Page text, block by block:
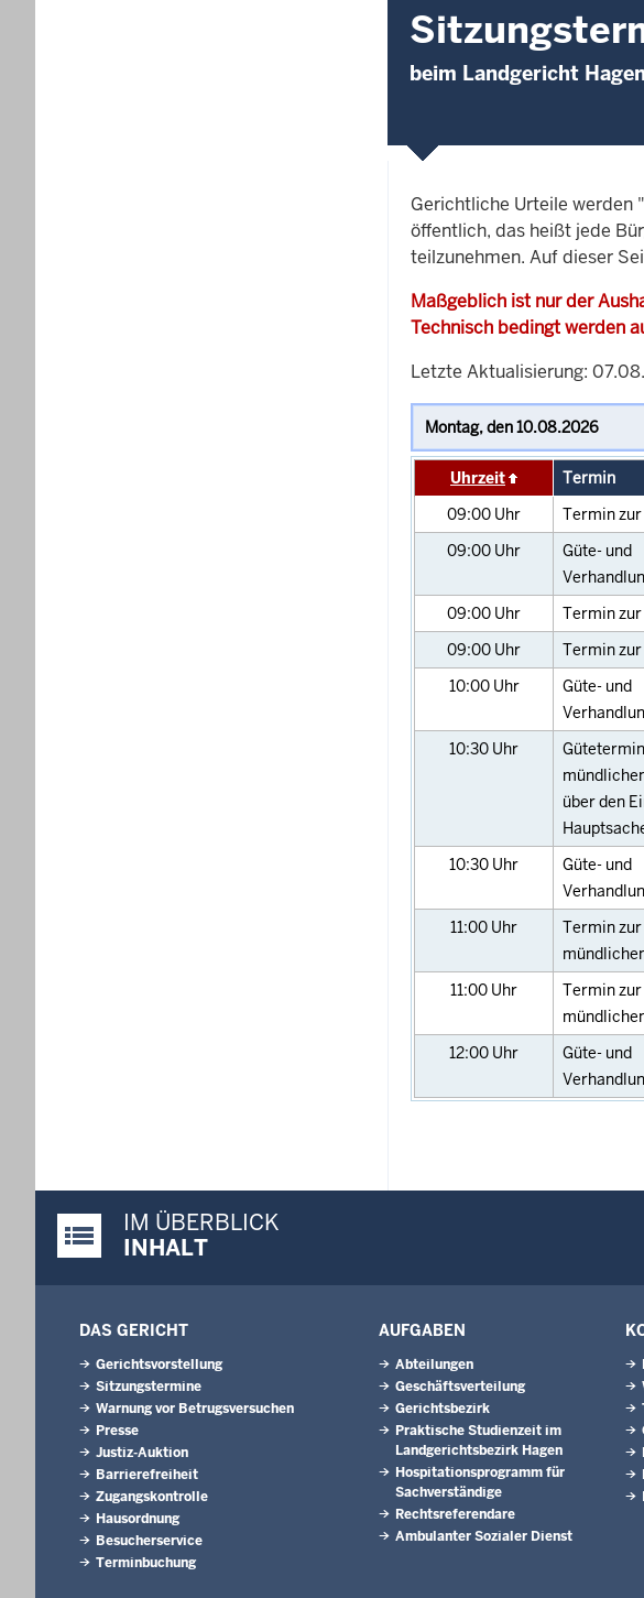
beim Landgericht
Gerichtliche Urteile werden
öffentlich, das heißt jede
teilzunehmen. Auf dieser
Maßgeblich ist nur der
Technisch bedingt werden
Letzte Aktualisierung:
Uhrzeit Termin
09:00 Uhr Termin
09:00 Uhr
Güte- und
09:00 Uhr Termin
09:00 Uhr Termin
10:00 Uhr
Güte- und
10:30 Uhr
über den
10:30 Uhr
Güte- und
11:00 Uhr
Termin
11:00 Uhr
Termin
12:00 Uhr
Güte- und
Justiz-Portal im Überblick:
IM ÜBERBLICK
INHALT
DAS GERICHT
Gerichtsvorstellung
Sitzungstermine
Warnung vor Betrugsversuchen
Presse
Justiz-Auktion
Barrierefreiheit
Zugangskontrolle
Hausordnung
Besucherservice
Terminbuchung
AUFGABEN
Abteilungen
Geschäftsverteilung
Gerichtsbezirk
Praktische Studienzeit im
Landgerichtsbezirk Hagen
Hospitationsprogramm für
Sachverständige
Rechtsreferendare
Ambulanter Sozialer Dienst